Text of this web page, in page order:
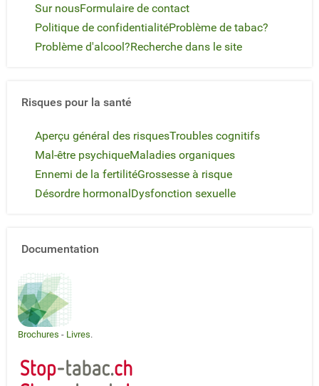
Sur nousFormulaire de contact
Politique de confidentialitéProblème de tabac?
Problème d'alcool?Recherche dans le site
Risques pour la santé
Aperçu général des risquesTroubles cognitifs
Mal-être psychiqueMaladies organiques
Ennemi de la fertilitéGrossesse à risque
Désordre hormonalDysfonction sexuelle
Documentation
Brochures - Livres.